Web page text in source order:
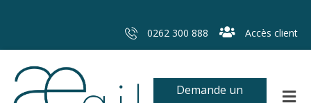
0262 300 888 Accès client
Demande un